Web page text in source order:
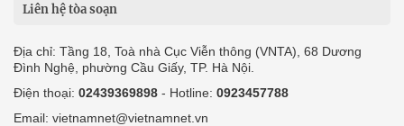
Liên hệ tòa soạn
Địa chỉ: Tầng 18, Toà nhà Cục Viễn thông (VNTA), 68 Dương
Đình Nghệ, phường Cầu Giấy, TP. Hà Nội.
Điện thoại: 02439369898 - Hotline: 0923457788
Email: vietnamnet@vietnamnet.vn